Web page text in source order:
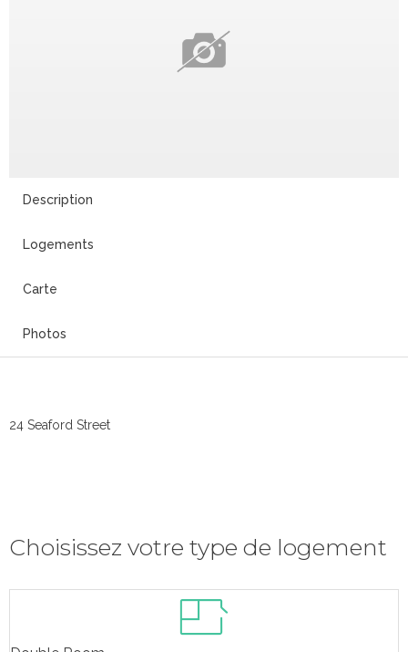
Description
Logements
Carte
Photos
24 Seaford Street
Choisissez votre type de logement